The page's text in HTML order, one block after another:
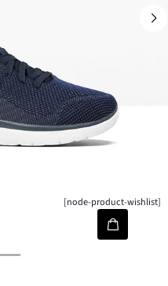
[node-product-wishlist]